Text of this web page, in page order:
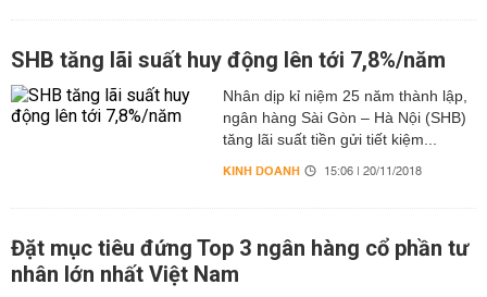
SHB tăng lãi suất huy động lên tới 7,8%/năm
Nhân dịp kỉ niệm 25 năm thành lập,
ngân hàng Sài Gòn – Hà Nội (SHB)
tăng lãi suất tiền gửi tiết kiệm...
KINH DOANH 15:06 | 20/11/2018
Đặt mục tiêu đứng Top 3 ngân hàng cổ phần tư
nhân lớn nhất Việt Nam